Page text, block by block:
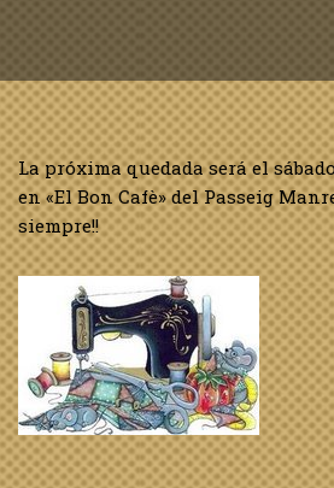
La próxima quedada será el
en «El Bon Cafè» del Passeig
siempre!!